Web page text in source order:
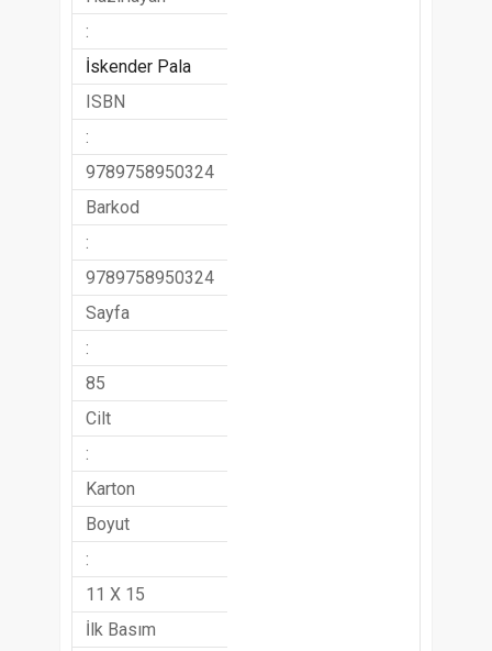
:
İskender Pala
ISBN
:
9789758950324
Barkod
:
9789758950324
Sayfa
:
85
Cilt
:
Karton
Boyut
:
11 X 15
İlk Basım